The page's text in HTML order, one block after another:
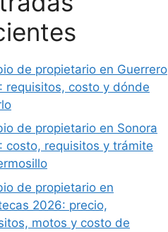
de propietario en Guerrero
requisitos, costo y dónde
de propietario en Sonora
costo, requisitos y trámite
de propietario en
2026: precio,
motos y costo de